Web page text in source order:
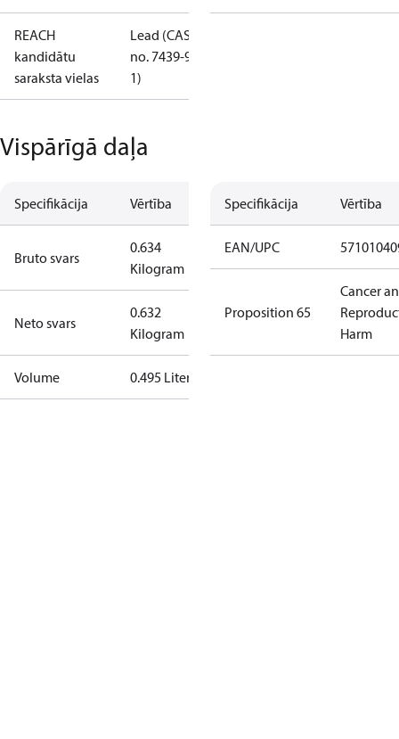
REACH
kandidātu
saraksta vielas
Lead (CAS
no. 7439-92-
1)
Vispārīgā daļa
Specifikācija Vērtība
Bruto svars
0.634
Kilogram
Neto svars
0.632
Kilogram
Volume 0.495 Liter
Specifikācija Vērtība
EAN/UPC
Proposition 65
Cancer
Harm